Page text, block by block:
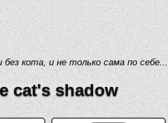
кота, и не только сама по себе...
cat's shadow